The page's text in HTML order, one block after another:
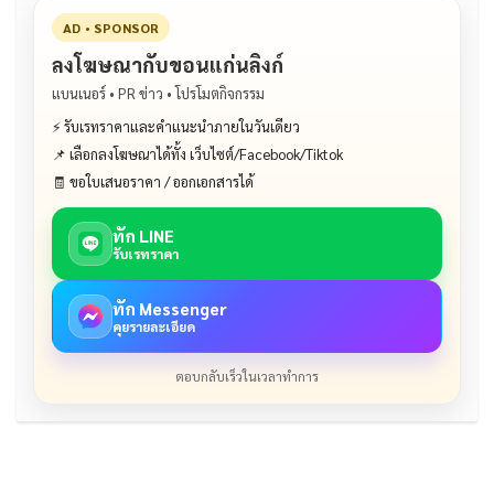
AD • SPONSOR
ลงโฆษณากับขอนแก่นลิงก์
แบนเนอร์ • PR ข่าว • โปรโมตกิจกรรม
⚡ รับเรทราคาและคำแนะนำภายในวันเดียว
📌 เลือกลงโฆษณาได้ทั้ง เว็บไซต์/Facebook/Tiktok
🧾 ขอใบเสนอราคา / ออกเอกสารได้
ทัก LINE
รับเรทราคา
ทัก Messenger
คุยรายละเอียด
ตอบกลับเร็วในเวลาทำการ